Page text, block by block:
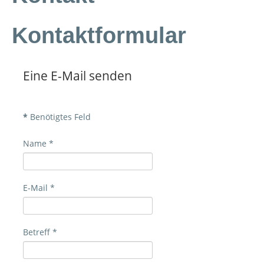
NEWS
ZUR MUSIKSCHULE AUF DEM REESEHOF
Kontaktformular
Eine E-Mail senden
* Benötigtes Feld
Name *
E-Mail *
Betreff *